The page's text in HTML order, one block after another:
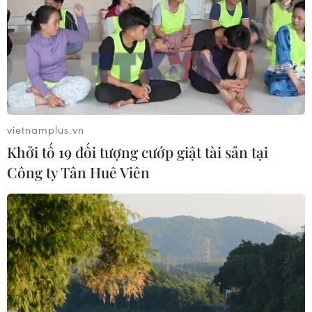
05/08/2026 13:30
Hơn 100 người thiệt mạng trong mùa
mưa khốc liệt ở Ấn Độ
05/08/2026 09:39
Trung Quốc phóng thành công hai
vệ tinh siêu phổ Đông Phương Huệ
Nhãn
05/08/2026 07:16
Xem thêm
vietnamplus.vn
Khởi tố 19 đối tượng cướp giật tài sản tại
Công ty Tân Huê Viên